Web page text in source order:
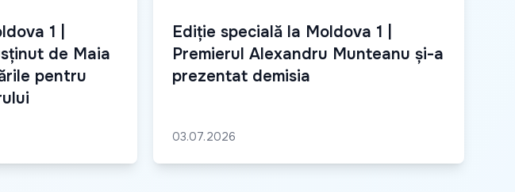
1 |
de Maia
pentru
Ediție specială la Moldova 1 |
Premierul Alexandru Munteanu și-a
prezentat demisia
03.07.2026